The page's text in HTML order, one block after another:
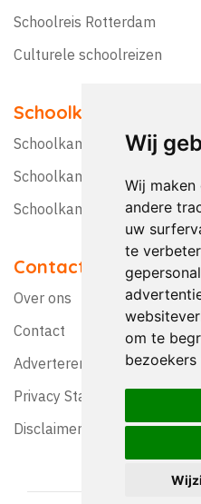
Wij
Wij
andere
uw
te
om te
bezoekers
Schoolreis Rotterdam
Culturele schoolreizen
Schoolkampen
Schoolkamp Nederland
Schoolkamp België
Schoolkamptips
Contact
Over ons
Contact
Adverteren?
Privacy Statement
Disclaimer